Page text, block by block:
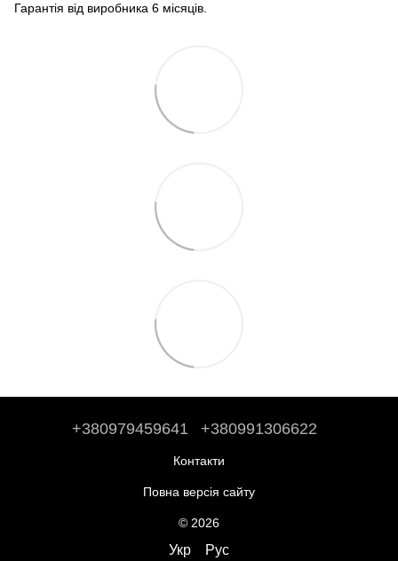
Гарантія від виробника 6 місяців.
+380979459641 +380991306622
Контакти
Повна версія сайту
© 2026
Укр Рус